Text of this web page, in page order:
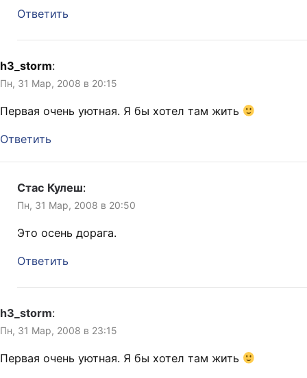
Ответить
h3_storm:
Пн, 31 Мар, 2008 в 20:15
Первая очень уютная. Я бы хотел там жить
Ответить
Стас Кулеш:
Пн, 31 Мар, 2008 в 20:50
Это осень дорага.
Ответить
h3_storm:
Пн, 31 Мар, 2008 в 23:15
Первая очень уютная. Я бы хотел там жить